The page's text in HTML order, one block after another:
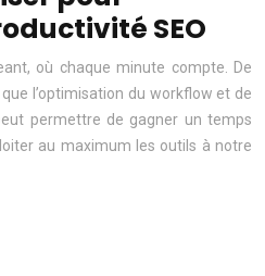
SEO
où chaque minute compte. De
l’optimisation du workflow et de
permettre de gagner un temps
au maximum les outils à notre